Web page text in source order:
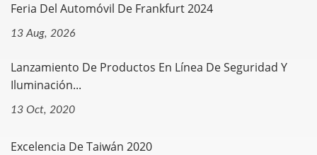
Feria Del Automóvil De Frankfurt 2024
13 Aug, 2026
Lanzamiento De Productos En Línea De Seguridad Y
Iluminación...
13 Oct, 2020
Excelencia De Taiwán 2020